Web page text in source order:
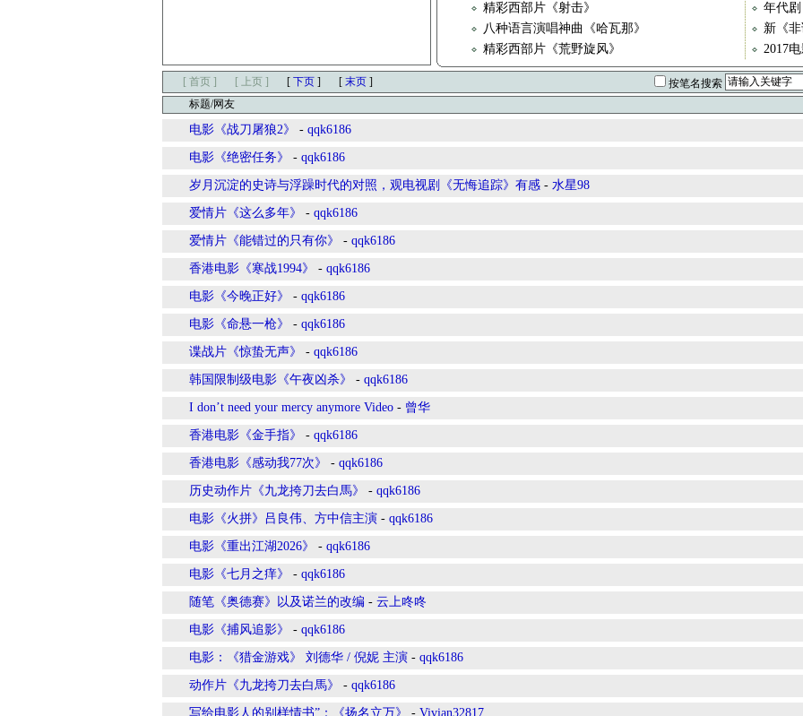
精彩西部片《射击》
年代
八种语言演唱神曲《哈瓦那》
新《
精彩西部片《荒野旋风》
2017
[ 首页 ] [ 上页 ] [ 下页 ] [ 末页 ]
按笔名搜索
标题/网友
电影《战刀屠狼2》 - qqk6186
电影《绝密任务》 - qqk6186
岁月沉淀的史诗与浮躁时代的对照，观电视剧《无悔追踪》有感 - 水星98
爱情片《这么多年》 - qqk6186
爱情片《能错过的只有你》 - qqk6186
香港电影《寒战1994》 - qqk6186
电影《今晚正好》 - qqk6186
电影《命悬一枪》 - qqk6186
谍战片《惊蛰无声》 - qqk6186
韩国限制级电影《午夜凶杀》 - qqk6186
I don’t need your mercy anymore Video - 曾华
香港电影《金手指》 - qqk6186
香港电影《感动我77次》 - qqk6186
历史动作片《九龙挎刀去白馬》 - qqk6186
电影《火拼》吕良伟、方中信主演 - qqk6186
电影《重出江湖2026》 - qqk6186
电影《七月之痒》 - qqk6186
随笔《奥德赛》以及诺兰的改编 - 云上咚咚
电影《捕风追影》 - qqk6186
电影：《猎金游戏》 刘德华 / 倪妮 主演 - qqk6186
动作片《九龙挎刀去白馬》 - qqk6186
写给电影人的别样情书”：《扬名立万》 - Vivian32817